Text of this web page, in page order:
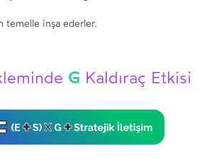
temelle inşa ederler.
G Kaldıraç Etkisi